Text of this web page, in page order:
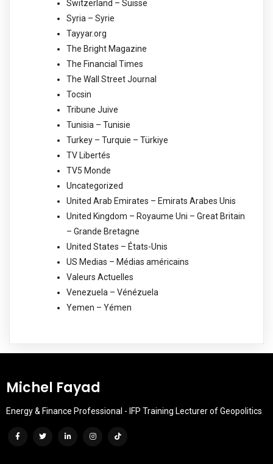
Switzerland – Suisse
Syria – Syrie
Tayyar.org
The Bright Magazine
The Financial Times
The Wall Street Journal
Tocsin
Tribune Juive
Tunisia – Tunisie
Turkey – Turquie – Türkiye
TV Libertés
TV5 Monde
Uncategorized
United Arab Emirates – Emirats Arabes Unis
United Kingdom – Royaume Uni – Great Britain
– Grande Bretagne
United States – États-Unis
US Medias – Médias américains
Valeurs Actuelles
Venezuela – Vénézuela
Yemen – Yémen
Michel Fayad
Energy & Finance Professional - IFP Training Lecturer of Geopolitics